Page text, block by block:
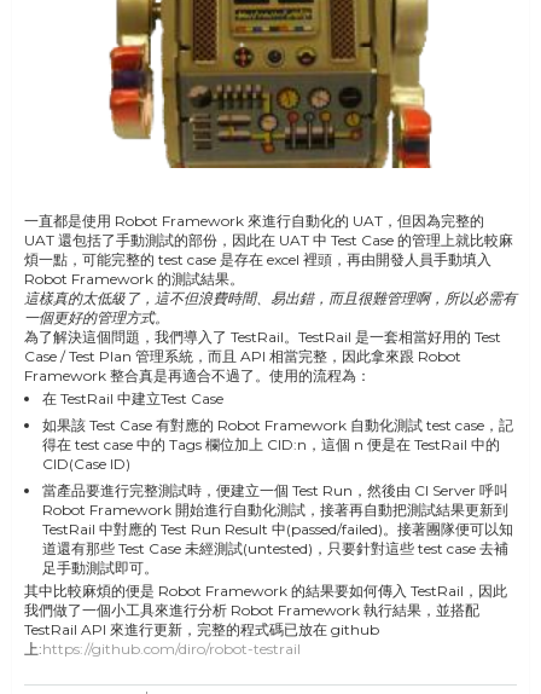
一直都是使用 Robot Framework 來進行自動化的 UAT，但因為完整的
UAT 還包括了手動測試的部份，因此在 UAT 中 Test Case 的管理上就比較麻
煩一點，可能完整的 test case 是存在 excel 裡頭，再由開發人員手動填入
Robot Framework 的測試結果。
這樣真的太低級了，這不但浪費時間、易出錯，而且很難管理啊，所以必需有
一個更好的管理方式。
為了解決這個問題，我們導入了 TestRail。TestRail 是一套相當好用的 Test
Case / Test Plan 管理系統，而且 API 相當完整，因此拿來跟 Robot
Framework 整合真是再適合不過了。使用的流程為：
在 TestRail 中建立Test Case
如果該 Test Case 有對應的 Robot Framework 自動化測試 test case，記
得在 test case 中的 Tags 欄位加上 CID:n，這個 n 便是在 TestRail 中的
CID(Case ID)
當產品要進行完整測試時，便建立一個 Test Run，然後由 CI Server 呼叫
Robot Framework 開始進行自動化測試，接著再自動把測試結果更新到
TestRail 中對應的 Test Run Result 中(passed/failed)。接著團隊便可以知
道還有那些 Test Case 未經測試(untested)，只要針對這些 test case 去補
足手動測試即可。
其中比較麻煩的便是 Robot Framework 的結果要如何傳入 TestRail，因此
我們做了一個小工具來進行分析 Robot Framework 執行結果，並搭配
TestRail API 來進行更新，完整的程式碼已放在 github
上:https://github.com/diro/robot-testrail